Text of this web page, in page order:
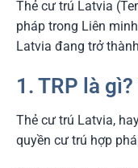
Thẻ cư trú Latvia
pháp trong Liên
Latvia đang trở
1. TRP là
Thẻ cư trú Latvia,
quyền cư trú hợp